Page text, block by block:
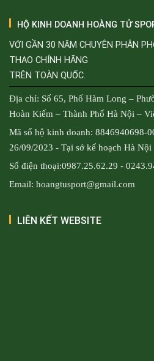
HỘ KINH DOANH HOÀNG TỬ
VỚI GẦN 30 NĂM CHUYÊN PHÂN
THAO CHÍNH HÃNG
TRÊN TOÀN QUỐC.
Địa chỉ: Số 65, Phố Hàm Long –
Hoàn Kiếm – Thành Phố Hà Nội –
Mã số hộ kinh doanh: 8846940698-
26/09/2023 - Tại sở kế hoạch Hà Nội
Số điện thoại:0987.25.62.29 -
Email: hoangtusport@gmail.com
LIÊN KẾT WEBSITE